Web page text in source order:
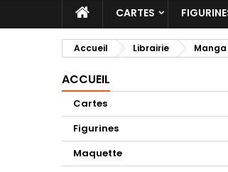
CARTES
Accueil Librairie Manga
ACCUEIL
Cartes
Figurines
Maquette